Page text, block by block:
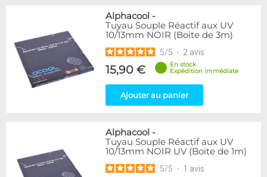
Alphacool -
Tuyau Souple Réactif aux UV
10/13mm NOIR (Boite de 3m)
5/5 - 2 avis
15,90 €
En stock
Expédition immédiate
Ajouter au panier
Alphacool -
Tuyau Souple Réactif aux UV
10/13mm NOIR UV (Boite de 1m)
5/5 - 1 avis